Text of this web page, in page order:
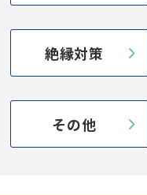
絶縁対策
その他